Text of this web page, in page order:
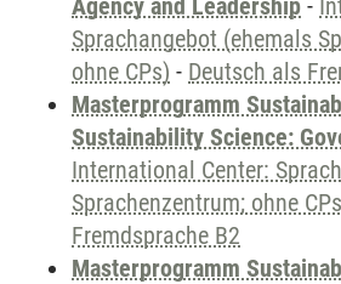
Agency and Leadership -
Sprachangebot (ehemals
ohne CPs) - Deutsch als
Masterprogramm
Sustainability Science:
International Center:
Sprachenzentrum; ohne
Fremdsprache B2
Masterprogramm